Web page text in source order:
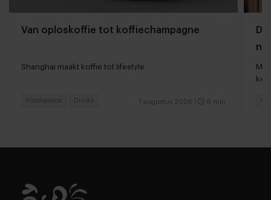
Van oploskoffie tot koffiechampagne
Shanghai maakt koffie tot lifestyle
7 augustus 2026 6 min
Foodservice Drinks